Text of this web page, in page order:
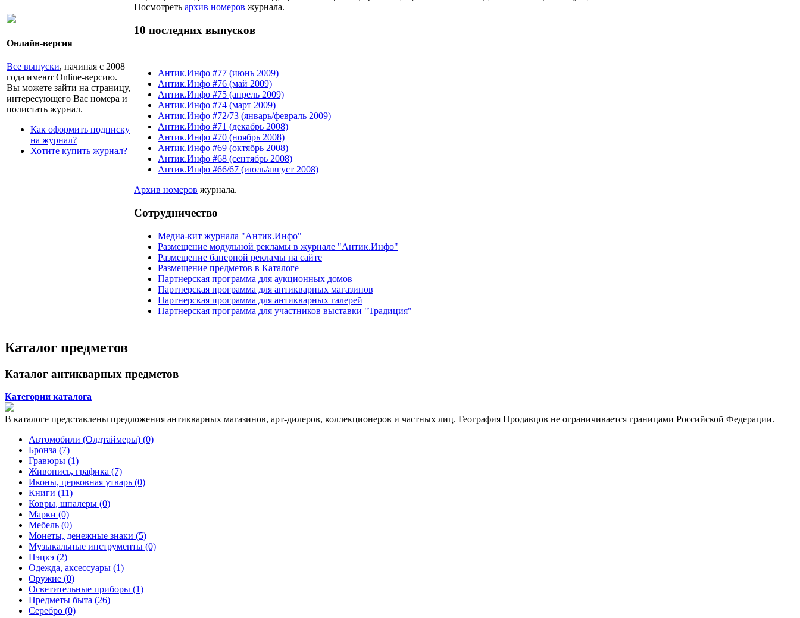
Онлайн-версия
Все выпуски, начиная с 2008
года имеют Online-версию.
Вы можете зайти на страницу,
интересующего Вас номера и
полистать журнал.
Как оформить подписку
на журнал?
Хотите купить журнал?
Посмотреть архив номеров журнала.
10 последних выпусков
Антик.Инфо #77 (июнь 2009)
Антик.Инфо #76 (май 2009)
Антик.Инфо #75 (апрель 2009)
Антик.Инфо #74 (март 2009)
Антик.Инфо #72/73 (январь/февраль 2009)
Антик.Инфо #71 (декабрь 2008)
Антик.Инфо #70 (ноябрь 2008)
Антик.Инфо #69 (октябрь 2008)
Антик.Инфо #68 (сентябрь 2008)
Антик.Инфо #66/67 (июль/август 2008)
Aрхив номеров журнала.
Сотрудничество
Медиа-кит журнала "Антик.Инфо"
Размещение модульной рекламы в журнале "Антик.Инфо"
Размещение банерной рекламы на сайте
Размещение предметов в Каталоге
Партнерская программа для аукционных домов
Партнерская программа для антикварных магазинов
Партнерская программа для антикварных галерей
Партнерская программа для участников выставки "Традиция"
Каталог предметов
Каталог антикварных предметов
Категории каталога
В каталоге представлены предложения антикварных магазинов, арт-дилеров, коллекционеров и частных лиц. География Продавцов не ограничивается границами Российской Федерации.
Автомобили (Олдтаймеры) (0)
Бронза (7)
Гравюры (1)
Живопись, графика (7)
Иконы, церковная утварь (0)
Книги (11)
Ковры, шпалеры (0)
Марки (0)
Мебель (0)
Монеты, денежные знаки (5)
Музыкальные инструменты (0)
Нэцкэ (2)
Одежда, аксессуары (1)
Оружие (0)
Осветительные приборы (1)
Предметы быта (26)
Серебро (0)